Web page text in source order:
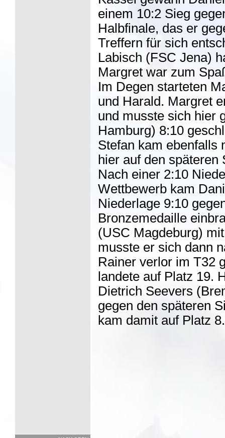
einem 10:2 Sieg
Halbfinale, das er
Treffern für sich
Labisch (FSC Jena)
Margret war zum
Im Degen starteten
und Harald. Margret
und musste sich hier
Hamburg) 8:10
Stefan kam ebenfalls
hier auf den
Nach einer 2:10
Wettbewerb kam
Niederlage 9:10
Bronzemedaille
(USC Magdeburg)
musste er sich dann
Rainer verlor im T32
landete auf Platz 19.
Dietrich Seevers
gegen den späteren
kam damit auf Platz 8.